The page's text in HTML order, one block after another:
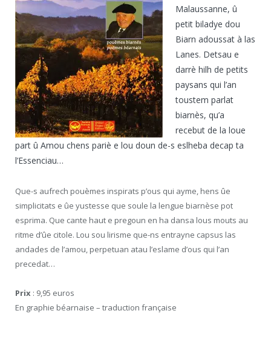
Malaussanne, û
petit biladye dou
Biarn adoussat à las
Lanes. Detsau e
darrè hilh de petits
paysans qui l’an
toustem parlat
biarnès, qu’a
recebut de la loue
part û Amou chens pariè e lou doun de-s eslheba decap ta
l’Essenciau…
Que-s aufrech pouèmes inspirats p’ous qui ayme, hens ûe
simplicitats e ûe yustesse que soule la lengue biarnèse pot
esprima. Que cante haut e pregoun en ha dansa lous mouts au
ritme d’ûe citole. Lou sou lirisme que-ns entrayne capsus las
andades de l’amou, perpetuan atau l’eslame d’ous qui l’an
precedat…
Prix : 9,95 euros
En graphie béarnaise – traduction française